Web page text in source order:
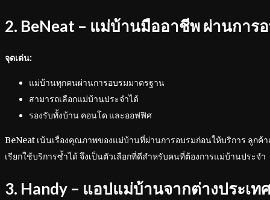
2. BeNeat – แม่บ้านมืออาชีพ ผ่านการ
จุดเด่น:
แม่บ้านทุกคนผ่านการอบรมมาตรฐาน
สามารถเลือกแม่บ้านประจำได้
รองรับทั้งบ้าน คอนโด และออฟฟิศ
BeNeat เน้นเรื่องคุณภาพของแม่บ้านที่ผ่านการอบรมก่อนให้บริการ ลูกค้
เรียกใช้บริการซ้ำได้ จึงเป็นตัวเลือกที่ดีสำหรับคนที่ต้องการแม่บ้านประจำ
3. Handy – แอปแม่บ้านจากต่างประเท